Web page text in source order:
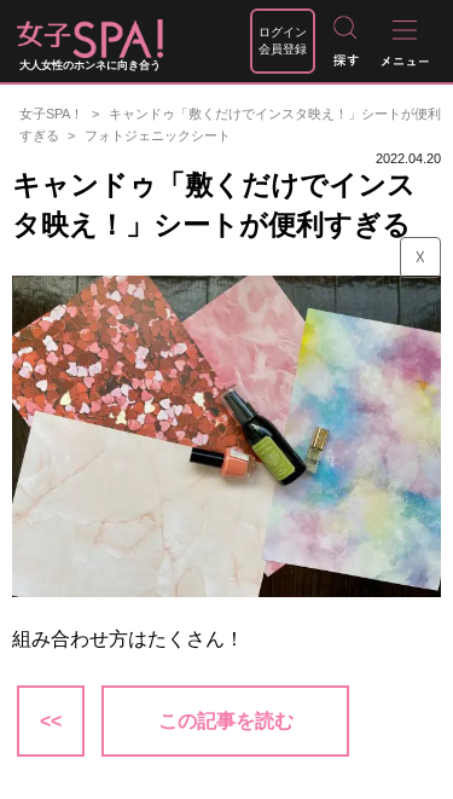
大人女性のホンネに向き合う
ログイン
会員登録
女子SPA！
キャンドゥ「敷くだけでインスタ映え！」シートが便利
すぎる
フォトジェニックシート
2022.04.20
キャンドゥ「敷くだけでインス
タ映え！」シートが便利すぎる
☓
組み合わせ方はたくさん！
<< この記事を読む